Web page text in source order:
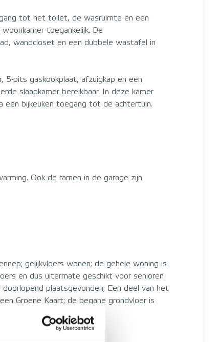
tot het toilet, de wasruimte en een
toegankelijk. De
wandcloset en een dubbele wastafel in
5-pits gaskookplaat, afzuigkap en een
slaapkamer bereikbaar. In deze kamer
een bijkeuken toegang tot de achtertuin.
Ook de ramen in de garage zijn
gelijkvloers wonen; de gehele woning is
en dus uitermate geschikt voor senioren
plaatsgevonden; Een deel van het
Groene Kaart; de begane grondvloer is